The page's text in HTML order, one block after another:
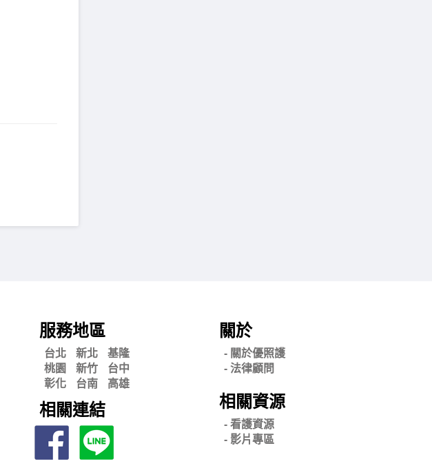
服務地區
台北 新北
基隆
桃園
新竹
台中
彰化
台南 高雄
相關連結
關於
- 關於優照護
-法律顧問
相關資源
- 看護資源
- 影片專區